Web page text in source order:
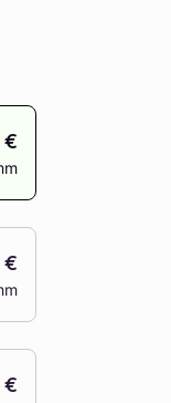
€
€
€